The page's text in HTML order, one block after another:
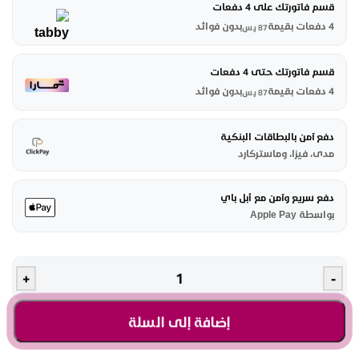
قسم فاتورتك على 4 دفعات
4 دفعات بقيمة
87 ر.سبدون فوائد
قسم فاتورتك حتى 4 دفعات
4 دفعات بقيمة
87 ر.سبدون فوائد
دفع آمن بالبطاقات البنكية
مدى، فيزا، وماستركارد
دفع سريع وآمن مع أبل باي
بواسطة Apple Pay
-
+
إضافة إلى السلة